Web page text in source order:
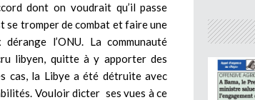
dont on voudrait qu’il passe
se tromper de combat et faire une
l’ONU. La communauté
libyen, quitte à y apporter des
cas, la Libye a été détruite avec
Vouloir dicter ses vues à ce